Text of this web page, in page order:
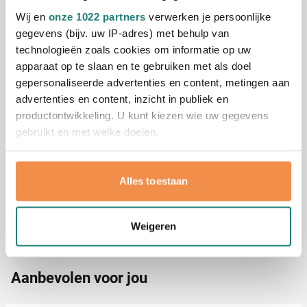
Wij en onze 1022 partners verwerken je persoonlijke
gegevens (bijv. uw IP-adres) met behulp van
technologieën zoals cookies om informatie op uw
apparaat op te slaan en te gebruiken met als doel
gepersonaliseerde advertenties en content, metingen aan
advertenties en content, inzicht in publiek en
productontwikkeling. U kunt kiezen wie uw gegevens
gebruikt en met welke doelen.
Als u het toestaat, willen we ook graag:
Informatie verzamelen over uw geografische
locatie, die tot een paar meter nauwkeurig kan zijn
scannen op specifieke eigenschappen (fingerprinting)
U kunt uw toestemming op elk moment wijzigen of
Alles toestaan
Weigeren
flessen zijn alleen verkrijgbaar in veelvouden van 50
stuks. Neem contact met ons op voor een offerte op
maat - met 45 jaar ervaring in relatiegeschenken
denken wij graag met je mee!
Lees meer
Specificaties
Productnummer
5663
Gewicht
Inhoud
750 ml
25 cm (h)
Diameter
7.5 cm
Aanbevolen voor jou